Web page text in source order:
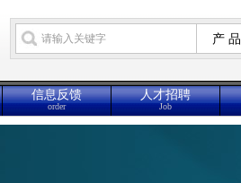
产 品
信息反馈
order
人才招聘
Job